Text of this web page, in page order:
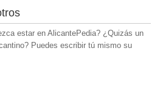
estar en AlicantePedia? ¿Quizás un
Puedes escribir tú mismo su